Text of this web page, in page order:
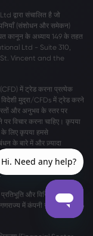
द्वारा संचालित है जो
(संशोधन और समेकन)
कानून के अध्याय 149 के तहत
Ltd - Suite 310,
Vincent and the
में ट्रेड करना प्रत्येक
मुद्रा/CFDs में ट्रेड करने
और अनुभव के स्तर पर
विचार करना चाहिए। कृपया
के लिए कृपया हमसे
के बारे में और ज़्यादा
और विनिमय आयोग
में कंपनी संख्या η186196